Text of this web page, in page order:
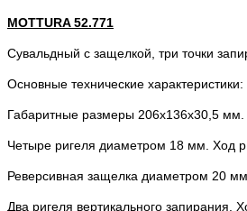
MOTTURA 52.771
Сувальдный с защелкой, три точки
Основные технические характеристики:
Габаритные размеры 206х136х30,5 мм.
Четыре ригеля диаметром 18 мм. Ход
Реверсивная защелка диаметром 20 мм.
Два ригеля вертикального запирания.